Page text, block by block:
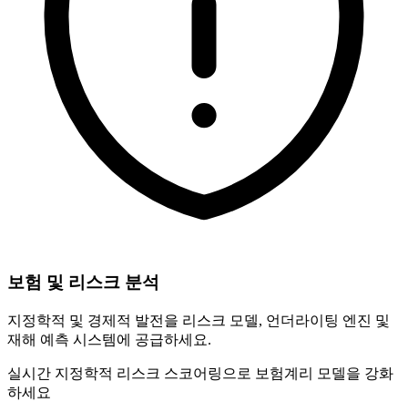
보험 및 리스크 분석
지정학적 및 경제적 발전을 리스크 모델, 언더라이팅 엔진 및
재해 예측 시스템에 공급하세요.
실시간 지정학적 리스크 스코어링으로 보험계리 모델을 강화
하세요